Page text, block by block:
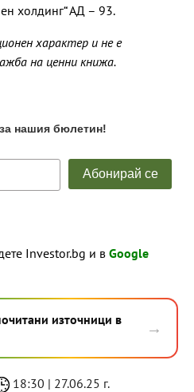
холдинг“ АД – 93.
характер и не е
на ценни книжа.
Investor.bg и в Google
източници в
→
18:30 | 27.06.25 г.